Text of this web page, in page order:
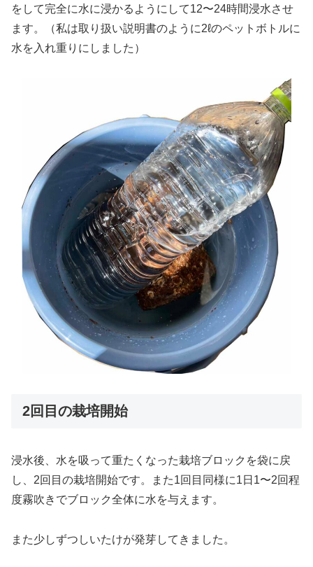
をして完全に水に浸かるようにして12〜24時間浸水させ
ます。（私は取り扱い説明書のように2ℓのペットボトルに
水を入れ重りにしました）
2回目の栽培開始
浸水後、水を吸って重たくなった栽培ブロックを袋に戻
し、2回目の栽培開始です。また1回目同様に1日1〜2回程
度霧吹きでブロック全体に水を与えます。
また少しずつしいたけが発芽してきました。